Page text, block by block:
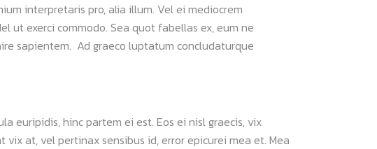
interpretaris pro, alia illum. Vel ei mediocrem
ut exerci commodo. Sea quot fabellas ex, eum ne
sapientem. Ad graeco luptatum concludaturque
euripidis, hinc partem ei est. Eos ei nisl graecis, vix
vix at, vel pertinax sensibus id, error epicurei mea et. Mea